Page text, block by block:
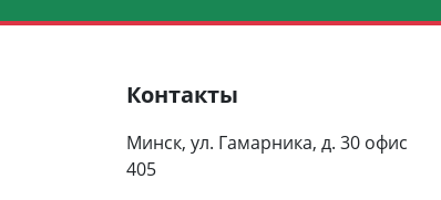
Контакты
Минск, ул. Гамарника, д. 30 офис
405